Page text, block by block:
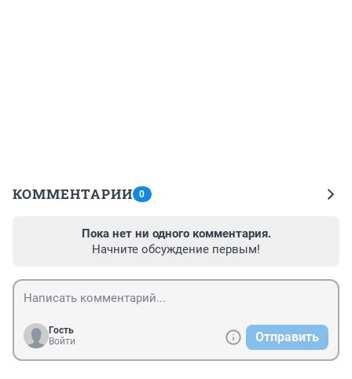
КОММЕНТАРИИ 0
Пока нет ни одного комментария.
Начните обсуждение первым!
Гость
Войти
Отправить